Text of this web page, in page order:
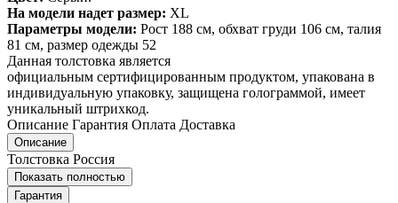
На модели надет размер: XL
Параметры модели: Рост 188 см, обхват груди 106 см, талия
81 см, размер одежды 52
Данная толстовка является
официальным сертифицированным продуктом, упакована в
индивидуальную упаковку, защищена голограммой, имеет
уникальный штрихкод.
Описание Гарантия Оплата Доставка
Описание
Толстовка Россия
Показать полностью
Гарантия